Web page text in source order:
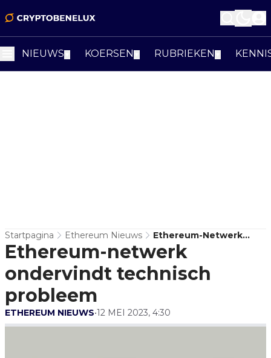
NIEUWS KOERSEN RUBRIEKEN
Startpagina Ethereum Nieuws
Ethereum-Netwerk
Ondervindt Technisch
Probleem
Ethereum-netwerk
ondervindt technisch
probleem
ETHEREUM NIEUWS•12 MEI 2023, 4:30